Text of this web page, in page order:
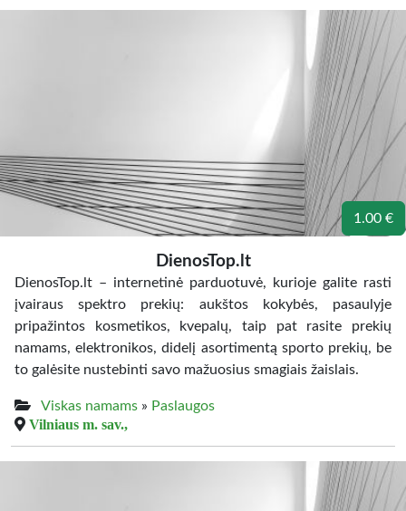
1.00 €
DienosTop.lt
DienosTop.lt – internetinė parduotuvė, kurioje galite rasti
įvairaus spektro prekių: aukštos kokybės, pasaulyje
pripažintos kosmetikos, kvepalų, taip pat rasite prekių
namams, elektronikos, didelį asortimentą sporto prekių, be
to galėsite nustebinti savo mažuosius smagiais žaislais.
Viskas namams » Paslaugos
Vilniaus m. sav.,